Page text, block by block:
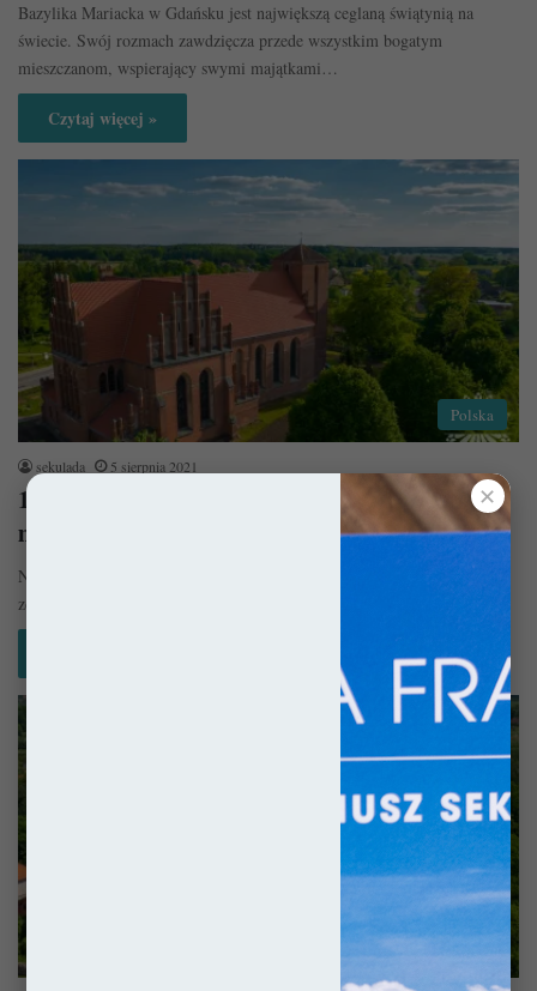
Bazylika Mariacka w Gdańsku jest największą ceglaną świątynią na
świecie. Swój rozmach zawdzięcza przede wszystkim bogatym
mieszczanom, wspierający swymi majątkami…
Czytaj więcej »
Polska
sekulada 5 sierpnia 2021
10 miejsc na Warmii i Mazurach, których
mogliście nie znać!
Na Warmii i Mazurach odnaleźć można setki pięknych miejsc o których,
zdaje się, świat wciąż nie ma jeszcze pojęcia. Większość…
Zamki i Pałace
✕